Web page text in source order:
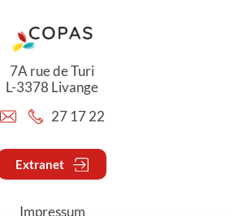
7A rue de Turi
L-3378 Livange
27 17 22
Extranet
Impressum